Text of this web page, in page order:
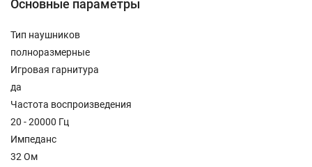
Основные параметры
Тип наушников
полноразмерные
Игровая гарнитура
да
Частота воспроизведения
20 - 20000 Гц
Импеданс
32 Ом